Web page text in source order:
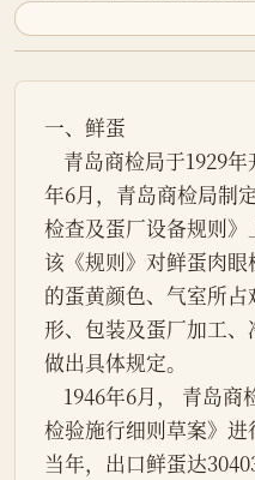
一、鲜蛋
年6月，青岛商检局制
检查及蛋厂设备规则》
该《规则》对鲜蛋肉眼
的蛋黄颜色、气室所
形、包装及蛋厂加工、
做出具体规定。
检验施行细则草案》进
当年，出口鲜蛋达